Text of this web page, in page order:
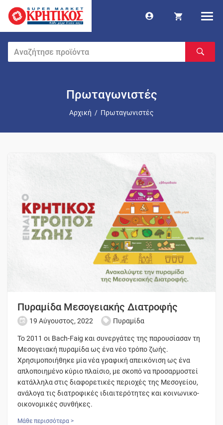
Πρωταγωνιστές
Αρχική / Πρωταγωνιστές
Πυραμίδα Μεσογειακής Διατροφής
19 Αύγουστος, 2022 Πυραμίδα
Το 2011 οι Bach-Faig και συνεργάτες της παρουσίασαν τη
Μεσογειακή πυραμίδα ως ένα νέο τρόπο ζωής.
Χρησιμοποιήθηκε μία νέα γραφική απεικόνιση ως ένα
απλοποιημένο κύριο πλαίσιο, με σκοπό να προσαρμοστεί
κατάλληλα στις διαφορετικές περιοχές της Μεσογείου,
ανάλογα τις διατροφικές ιδιαιτερότητες και κοινωνικο-
οικονομικές συνθήκες.
Μάθε περισσότερα >